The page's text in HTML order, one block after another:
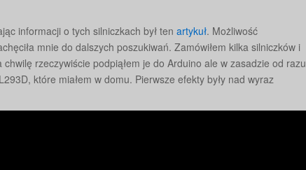
informacji o tych silniczkach był ten artykuł. Możliwość
mnie do dalszych poszukiwań. Zamówiłem kilka silniczków i
rzeczywiście podpiąłem je do Arduino ale w zasadzie od razu
które miałem w domu. Pierwsze efekty były nad wyraz